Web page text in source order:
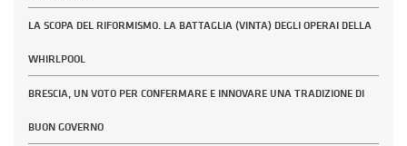
LA SCOPA DEL RIFORMISMO. LA BATTAGLIA (VINTA) DEGLI OPERAI DELLA
WHIRLPOOL
BRESCIA, UN VOTO PER CONFERMARE E INNOVARE UNA TRADIZIONE DI
BUON GOVERNO